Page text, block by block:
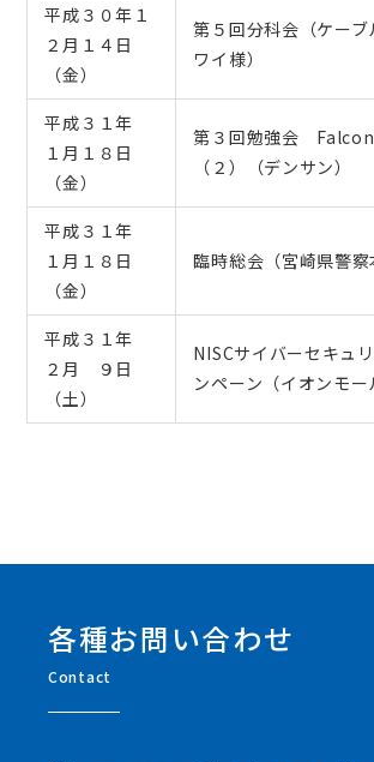
平成３０年１
２月１４日
（金）
第５回分科会（ケーブ
ワイ様）
平成３１年
１月１８日
（金）
第３回勉強会
（２）（デンサン）
平成３１年
１月１８日
（金）
臨時総会（宮崎県警察
平成３１年
２月 ９日
（土）
NISCサイバーセキュ
ンペーン（イオンモー
各種お問い合わせ
Contact